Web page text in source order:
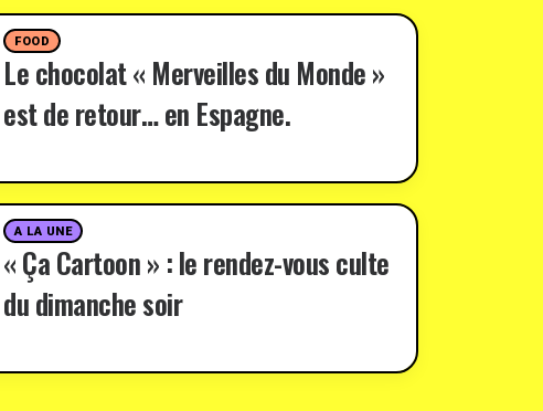
FOOD
Le chocolat « Merveilles du Monde »
est de retour… en Espagne.
A LA UNE
« Ça Cartoon » : le rendez-vous culte
du dimanche soir